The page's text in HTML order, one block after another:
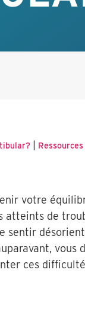
|
votre
atteints de
sentir
vous
ces